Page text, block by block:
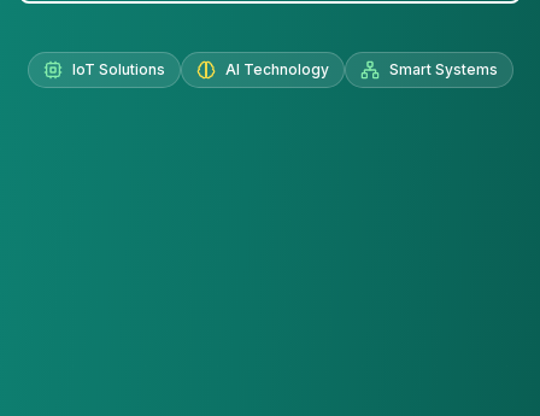
IoT Solutions AI Technology Smart Systems